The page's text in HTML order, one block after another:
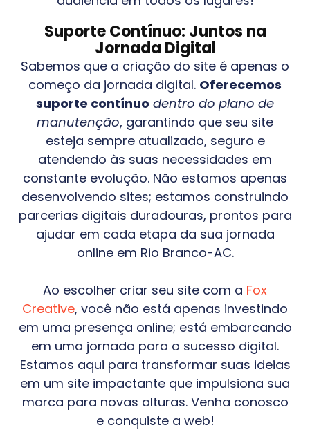
Suporte Contínuo: Juntos na
Jornada Digital
Sabemos que a criação do site é apenas o
começo da jornada digital. Oferecemos
suporte contínuo dentro do plano de
manutenção, garantindo que seu site
esteja sempre atualizado, seguro e
atendendo às suas necessidades em
constante evolução. Não estamos apenas
desenvolvendo sites; estamos construindo
parcerias digitais duradouras, prontos para
ajudar em cada etapa da sua jornada
online em Rio Branco-AC.
Ao escolher criar seu site com a Fox
Creative, você não está apenas investindo
em uma presença online; está embarcando
em uma jornada para o sucesso digital.
Estamos aqui para transformar suas ideias
em um site impactante que impulsiona sua
marca para novas alturas. Venha conosco
e conquiste a web!